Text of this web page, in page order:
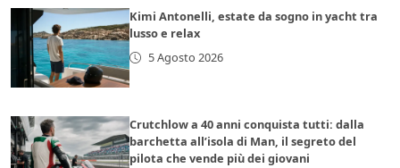
Kimi Antonelli, estate da sogno in yacht tra
lusso e relax
5 Agosto 2026
Crutchlow a 40 anni conquista tutti: dalla
barchetta all’isola di Man, il segreto del
pilota che vende più dei giovani